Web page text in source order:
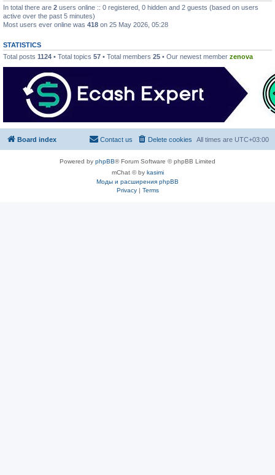
In total there are 2 users online :: 0 registered, 0 hidden and 2 guests (based on users
active over the past 5 minutes)
Most users ever online was 418 on 25 May 2026, 05:28
STATISTICS
Total posts 1124 • Total topics 57 • Total members 25 • Our newest member zenova
Board index All times are UTC+03:00
Delete cookies
Contact us
Powered by phpBB® Forum Software © phpBB Limited
mChat © by kasimi
Моды и расширения phpBB
Privacy| Terms